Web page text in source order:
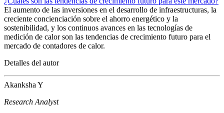
El aumento de las inversiones en el desarrollo de infraestructuras, la
creciente concienciación sobre el ahorro energético y la
sostenibilidad, y los continuos avances en las tecnologías de
medición de calor son las tendencias de crecimiento futuro para el
mercado de contadores de calor.
Detalles del autor
Akanksha Y
Research Analyst